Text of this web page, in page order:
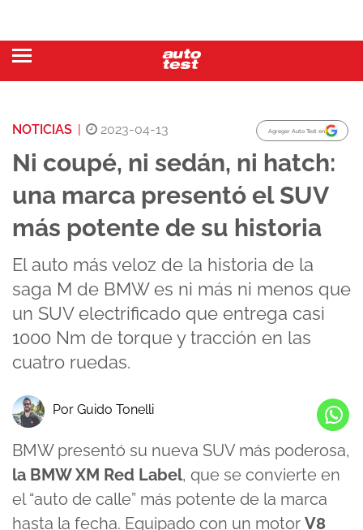
NOTICIAS | 2023-04-13 Agregar Auto Test en
Ni coupé, ni sedán, ni hatch:
una marca presentó el SUV
más potente de su historia
El auto más veloz de la historia de la
saga M de BMW es ni más ni menos que
un SUV electrificado que entrega casi
1000 Nm de torque y tracción en las
cuatro ruedas.
Por Guido Tonelli
BMW presentó su nueva SUV más poderosa,
la BMW XM Red Label, que se convierte en
el “auto de calle” más potente de la marca
hasta la fecha. Equipado con un motor V8